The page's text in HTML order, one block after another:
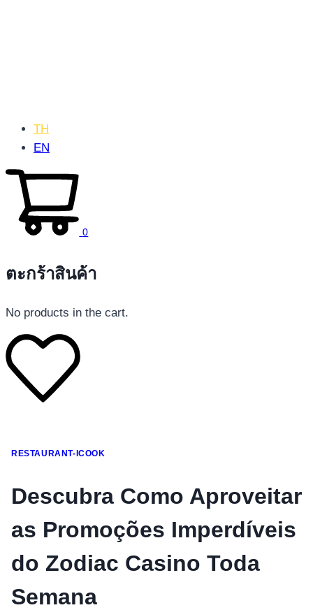
โทรศัพท์มือถือ
อุปกรณ์เสริมโทรศัพท์
สินค้าตามแบรนด์
TH
EN
0
ตะกร้าสินค้า
No products in the cart.
RESTAURANT-ICOOK
Descubra Como Aproveitar
as Promoções Imperdíveis
do Zodiac Casino Toda
Semana